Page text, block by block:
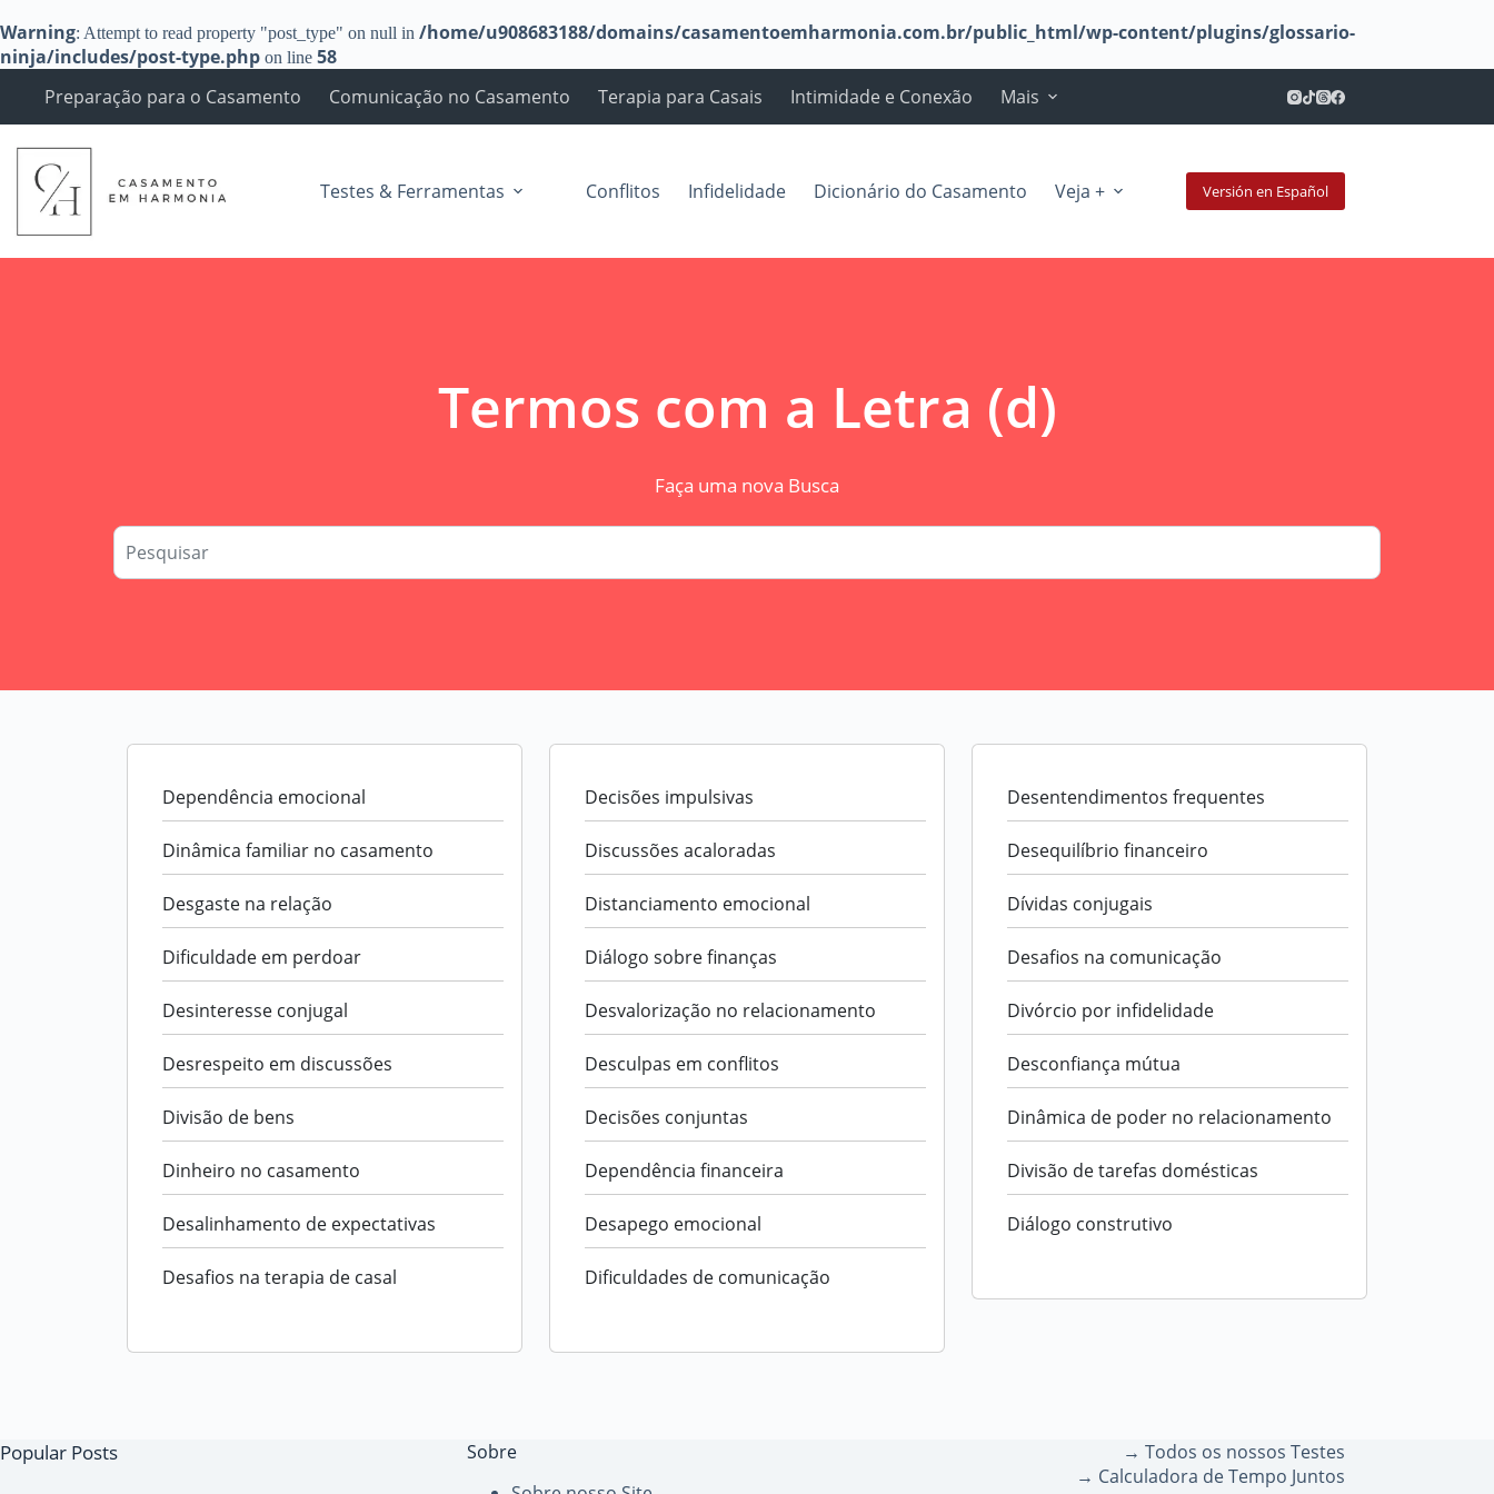
Warning: Attempt to read property "post_type" on null in /home/u908683188/domains/casamentoemharmonia.com.br/public_html/wp-content/plugins/glossario-
ninja/includes/post-type.php on line 58
o
conteúdo
Preparação para o Casamento Comunicação no Casamento Terapia para Casais Intimidade e Conexão Mais
Testes & Ferramentas Conflitos Infidelidade Dicionário do Casamento Veja + Versión en Español
Termos com a Letra (d)
Faça uma nova Busca
Dependência emocional
Dinâmica familiar no casamento
Desgaste na relação
Dificuldade em perdoar
Desinteresse conjugal
Desrespeito em discussões
Divisão de bens
Dinheiro no casamento
Desalinhamento de expectativas
Desafios na terapia de casal
Decisões impulsivas
Discussões acaloradas
Distanciamento emocional
Diálogo sobre finanças
Desvalorização no relacionamento
Desculpas em conflitos
Decisões conjuntas
Dependência financeira
Desapego emocional
Dificuldades de comunicação
Desentendimentos frequentes
Desequilíbrio financeiro
Dívidas conjugais
Desafios na comunicação
Divórcio por infidelidade
Desconfiança mútua
Dinâmica de poder no relacionamento
Divisão de tarefas domésticas
Diálogo construtivo
Popular Posts
Sobre
→ Todos os nossos Testes
→ Calculadora de Tempo Juntos